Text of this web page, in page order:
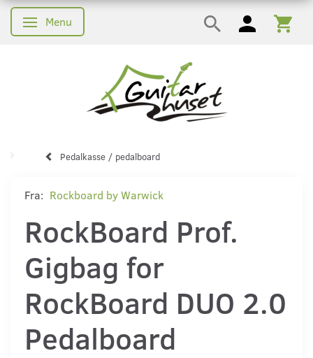
Skifte navigation
Menu
Pedalkasse / pedalboard
Fra: Rockboard by Warwick
RockBoard Prof.
Gigbag for
RockBoard DUO 2.0
Pedalboard